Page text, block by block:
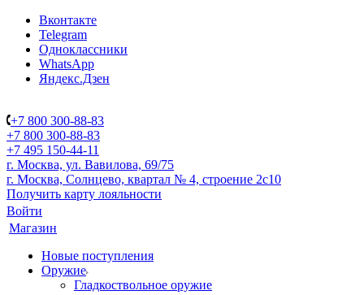
Вконтакте
Telegram
Одноклассники
WhatsApp
Яндекс.Дзен
+7 800 300-88-83
+7 800 300-88-83
+7 495 150-44-11
г. Москва, ул. Вавилова, 69/75
г. Москва, Солнцево, квартал № 4, строение 2с10
Получить карту лояльности
Войти
Магазин
Новые поступления
Оружие
Гладкоствольное оружие